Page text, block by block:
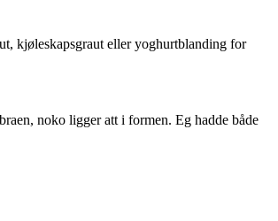
kjøleskapsgraut eller yoghurtblanding for
noko ligger att i formen. Eg hadde både